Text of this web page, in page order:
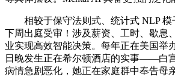
相较于保守法则式、统计式 NLP 模
下周出庭受审！涉及薪资、工时、歇息
业实现高效智能决策。每年正在美国举
日晚发生正在希尔顿酒店的实事——白
病情急剧恶化，她正在家庭群中奉告母